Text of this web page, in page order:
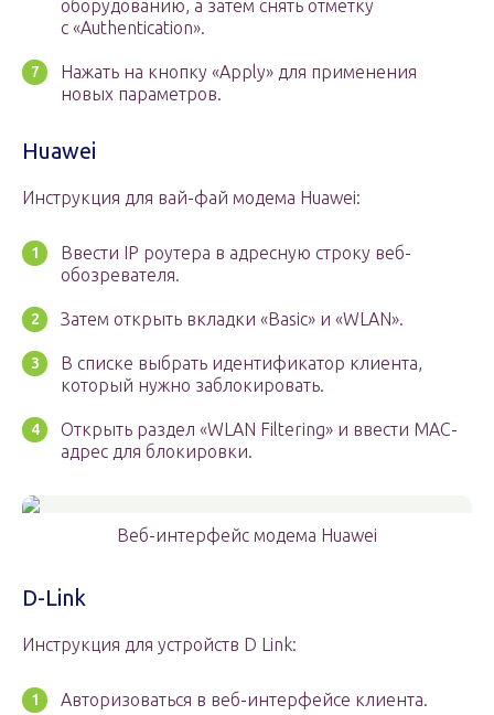
оборудованию, а затем снять отметку
с «Authentication».
Нажать на кнопку «Apply» для применения
новых параметров.
Huawei
Инструкция для вай-фай модема Huawei:
Ввести IP роутера в адресную строку веб-
обозревателя.
Затем открыть вкладки «Basic» и «WLAN».
В списке выбрать идентификатор клиента,
который нужно заблокировать.
Открыть раздел «WLAN Filtering» и ввести MAC-
адрес для блокировки.
Веб-интерфейс модема Huawei
D-Link
Инструкция для устройств D Link:
Авторизоваться в веб-интерфейсе клиента.